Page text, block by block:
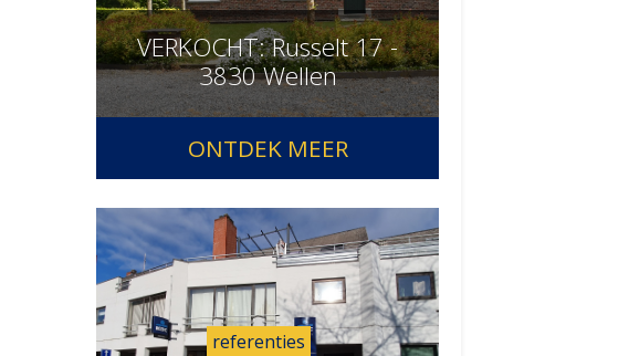
VERKOCHT: Russelt 17 -
3830 Wellen
ONTDEK MEER
referenties